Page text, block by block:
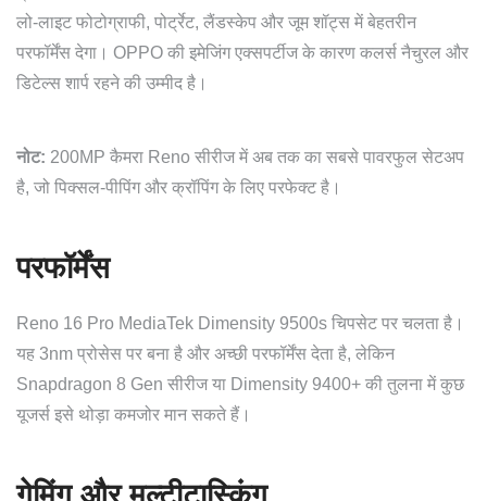
लो-लाइट फोटोग्राफी, पोर्ट्रेट, लैंडस्केप और जूम शॉट्स में बेहतरीन
परफॉर्मेंस देगा। OPPO की इमेजिंग एक्सपर्टीज के कारण कलर्स नैचुरल और
डिटेल्स शार्प रहने की उम्मीद है।
नोट: 200MP कैमरा Reno सीरीज में अब तक का सबसे पावरफुल सेटअप
है, जो पिक्सल-पीपिंग और क्रॉपिंग के लिए परफेक्ट है।
परफॉर्मेंस
Reno 16 Pro MediaTek Dimensity 9500s चिपसेट पर चलता है।
यह 3nm प्रोसेस पर बना है और अच्छी परफॉर्मेंस देता है, लेकिन
Snapdragon 8 Gen सीरीज या Dimensity 9400+ की तुलना में कुछ
यूजर्स इसे थोड़ा कमजोर मान सकते हैं।